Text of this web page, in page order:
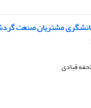
مشتریان صنعت
قبادی